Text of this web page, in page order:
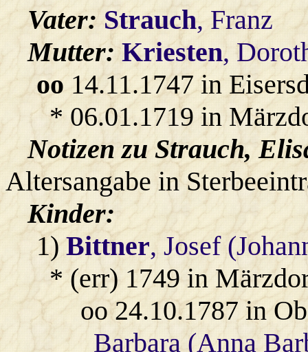
Vater:Strauch, Franz
Mutter:Kriesten,
oo14.11.1747 in
* 06.01.1719 in
Notizen zu Strauch,
Altersangabe in
Kinder:
1)Bittner, Josef
* (err) 1749 in
oo 24.10.1787 in
Barbara (Anna